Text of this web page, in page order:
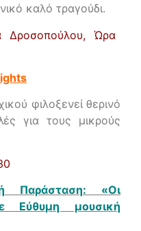
καλό τραγούδι.
Δροσοπούλου, Ώρα
φιλοξενεί θερινό
για τους μικρούς
Παράσταση: «Οι
Εύθυμη μουσική